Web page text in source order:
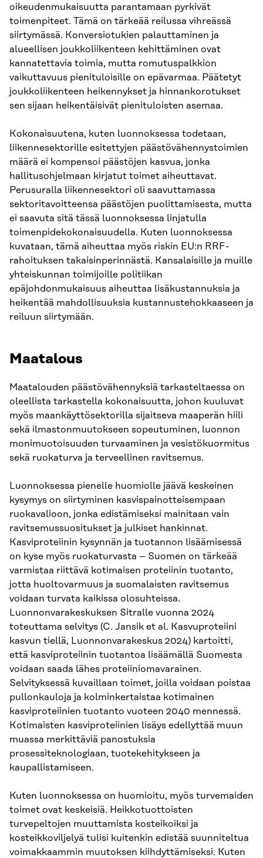
oikeudenmukaisuutta parantamaan pyrkivät
toimenpiteet. Tämä on tärkeää reilussa vihreässä
siirtymässä. Konversiotukien palauttaminen ja
alueellisen joukkoliikenteen kehittäminen ovat
kannatettavia toimia, mutta romutuspalkkion
vaikuttavuus pienituloisille on epävarmaa. Päätetyt
joukkoliikenteen heikennykset ja hinnankorotukset
sen sijaan heikentäisivät pienituloisten asemaa.
Kokonaisuutena, kuten luonnoksessa todetaan,
liikennesektorille esitettyjen päästövähennystoimien
määrä ei kompensoi päästöjen kasvua, jonka
hallitusohjelmaan kirjatut toimet aiheuttavat.
Perusuralla liikennesektori oli saavuttamassa
sektoritavoitteensa päästöjen puolittamisesta, mutta
ei saavuta sitä tässä luonnoksessa linjatulla
toimenpidekokonaisuudella. Kuten luonnoksessa
kuvataan, tämä aiheuttaa myös riskin EU:n RRF-
rahoituksen takaisinperinnästä. Kansalaisille ja muille
yhteiskunnan toimijoille politiikan
epäjohdonmukaisuus aiheuttaa lisäkustannuksia ja
heikentää mahdollisuuksia kustannustehokkaaseen ja
reiluun siirtymään.
Maatalous
Maatalouden päästövähennyksiä tarkasteltaessa on
oleellista tarkastella kokonaisuutta, johon kuuluvat
myös maankäyttösektorilla sijaitseva maaperän hiili
sekä ilmastonmuutokseen sopeutuminen, luonnon
monimuotoisuuden turvaaminen ja vesistökuormitus
sekä ruokaturva ja terveellinen ravitsemus.
Luonnoksessa pienelle huomiolle jäävä keskeinen
kysymys on siirtyminen kasvispainotteisempaan
ruokavalioon, jonka edistämiseksi mainitaan vain
ravitsemussuositukset ja julkiset hankinnat.
Kasviproteiinin kysynnän ja tuotannon lisäämisessä
on kyse myös ruokaturvasta – Suomen on tärkeää
varmistaa riittävä kotimaisen proteiinin tuotanto,
jotta huoltovarmuus ja suomalaisten ravitsemus
voidaan turvata kaikissa olosuhteissa.
Luonnonvarakeskuksen Sitralle vuonna 2024
toteuttama selvitys (C. Jansik et al. Kasvuproteiini
kasvun tiellä, Luonnonvarakeskus 2024) kartoitti,
että kasviproteiinin tuotantoa lisäämällä Suomesta
voidaan saada lähes proteiiniomavarainen.
Selvityksessä kuvaillaan toimet, joilla voidaan poistaa
pullonkauloja ja kolminkertaistaa kotimainen
kasviproteiinien tuotanto vuoteen 2040 mennessä.
Kotimaisten kasviproteiinien lisäys edellyttää muun
muassa merkittäviä panostuksia
prosessiteknologiaan, tuotekehitykseen ja
kaupallistamiseen.
Kuten luonnoksessa on huomioitu, myös turvemaiden
toimet ovat keskeisiä. Heikkotuottoisten
turvepeltojen muuttamista kosteikoiksi ja
kosteikkoviljelyä tulisi kuitenkin edistää suunniteltua
voimakkaammin muutoksen kiihdyttämiseksi. Kuten